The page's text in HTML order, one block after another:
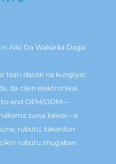
Aiki Da Wakarƙa Daga
tsari daidai na kungiyar
da cikin elektronikai.
to-end OEM/ODM—
zuwa kawai—a
rubutu, takardun
rubutu shugaban.